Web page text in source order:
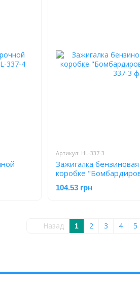
Артикул: HL-337-3
Зажигалка
коробке
104.53 грн
Назад 1 2 3 4 5